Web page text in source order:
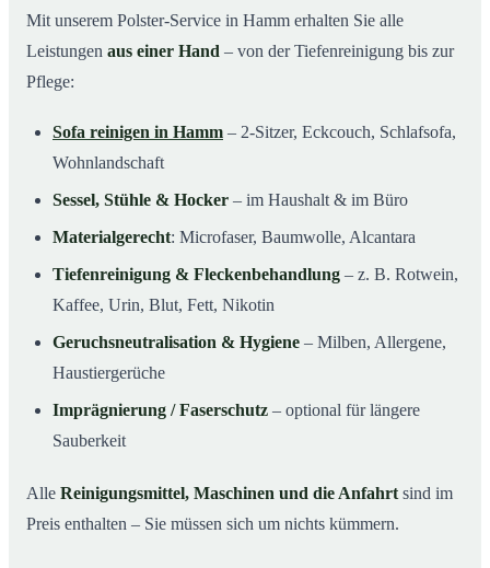
Mit unserem Polster-Service in Hamm erhalten Sie alle
Leistungen aus einer Hand – von der Tiefenreinigung bis zur
Pflege:
Sofa reinigen in Hamm – 2-Sitzer, Eckcouch, Schlafsofa,
Wohnlandschaft
Sessel, Stühle & Hocker – im Haushalt & im Büro
Materialgerecht: Microfaser, Baumwolle, Alcantara
Tiefenreinigung & Fleckenbehandlung – z. B. Rotwein,
Kaffee, Urin, Blut, Fett, Nikotin
Geruchsneutralisation & Hygiene – Milben, Allergene,
Haustiergerüche
Imprägnierung / Faserschutz – optional für längere
Sauberkeit
Alle Reinigungsmittel, Maschinen und die Anfahrt sind im
Preis enthalten – Sie müssen sich um nichts kümmern.